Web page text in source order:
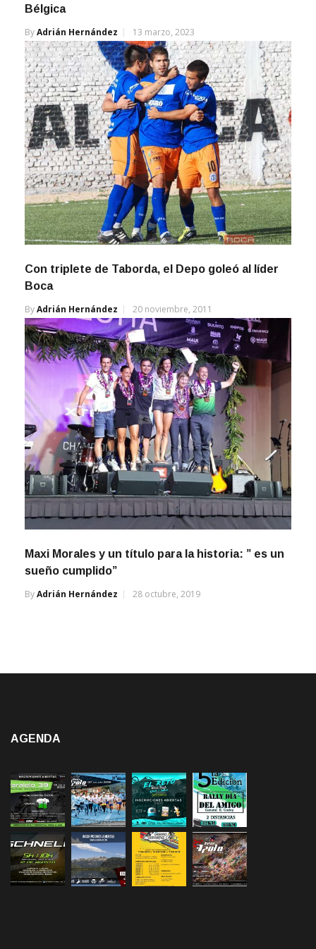
Bélgica
ByAdrián Hernández 13 marzo, 2023
Con triplete de Taborda, el Depo goleó al líder
Boca
ByAdrián Hernández 20 noviembre, 2011
Maxi Morales y un título para la historia: ” es un
sueño cumplido”
ByAdrián Hernández 28 octubre, 2019
AGENDA